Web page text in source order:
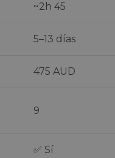
~2h 45
5–13 días
475 AUD
9
✅ Sí